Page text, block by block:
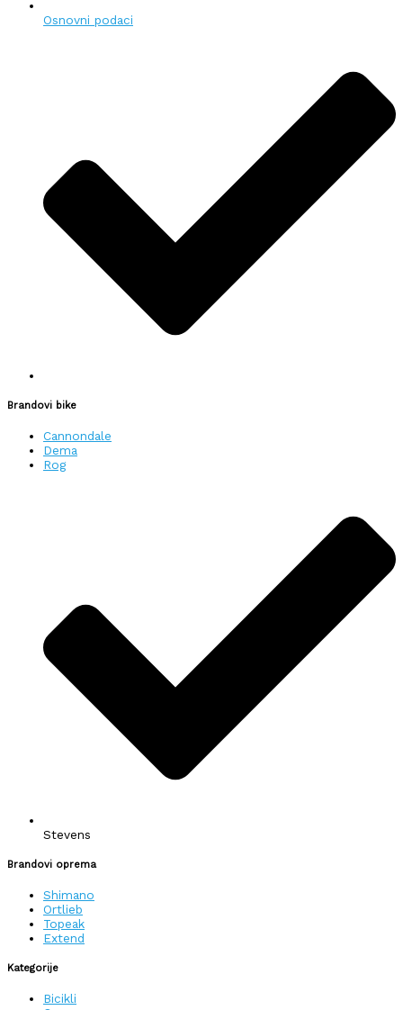
Osnovni podaci
Brandovi bike
Cannondale
Dema
Rog
Stevens
Brandovi oprema
Shimano
Ortlieb
Topeak
Extend
Kategorije
Bicikli